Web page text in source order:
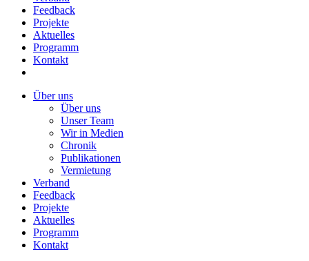
Feedback
Projekte
Aktuelles
Programm
Kontakt
Über uns
Über uns
Unser Team
Wir in Medien
Chronik
Publikationen
Vermietung
Verband
Feedback
Projekte
Aktuelles
Programm
Kontakt